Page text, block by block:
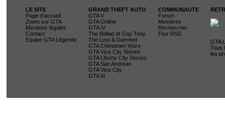
LE SITE
Page d'accueil
Zoom sur GTA
Mentions légales
Contact
Equipe GTA Légende
GRAND THEFT AUTO
GTA V
GTA Online
GTA IV
The Ballad of Gay Tony
The Lost & Damned
GTA Chinatown Wars
GTA Vice City Stories
GTA Liberty City Stories
GTA San Andreas
GTA Vice City
GTA III
COMMUNAUTE
Forum
Membres
Rechercher
Flux RSS
GTA
Tous
les